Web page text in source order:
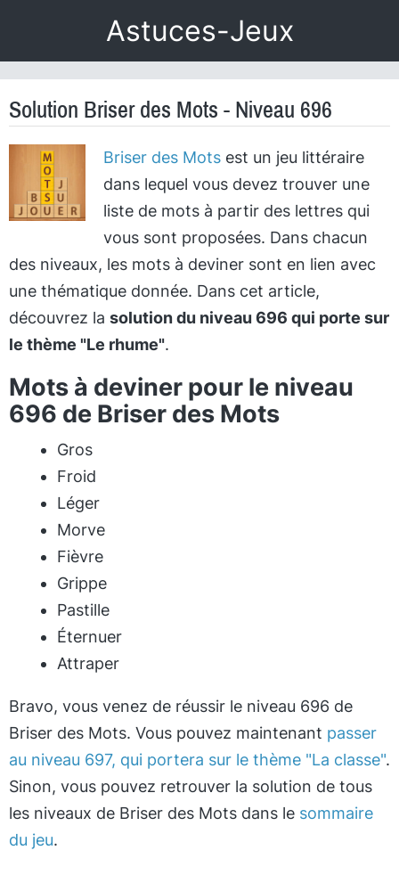
Astuces-Jeux
Solution Briser des Mots - Niveau 696
Briser des Motsest un jeu littéraire
dans lequel vous devez trouver une
liste de mots à partir des lettres qui
vous sont proposées. Dans chacun
des niveaux, les mots à deviner sont en lien avec
une thématique donnée. Dans cet article,
découvrez la solution du niveau 696 qui porte sur
le thème "Le rhume".
Mots à deviner pour le niveau
696 de Briser des Mots
Gros
Froid
Léger
Morve
Fièvre
Grippe
Pastille
Éternuer
Attraper
Bravo, vous venez de réussir le niveau 696 de
Briser des Mots. Vous pouvez maintenant passer
au niveau 697, qui portera sur le thème "La classe".
Sinon, vous pouvez retrouver la solution de tous
les niveaux de Briser des Mots dans le sommaire
du jeu.